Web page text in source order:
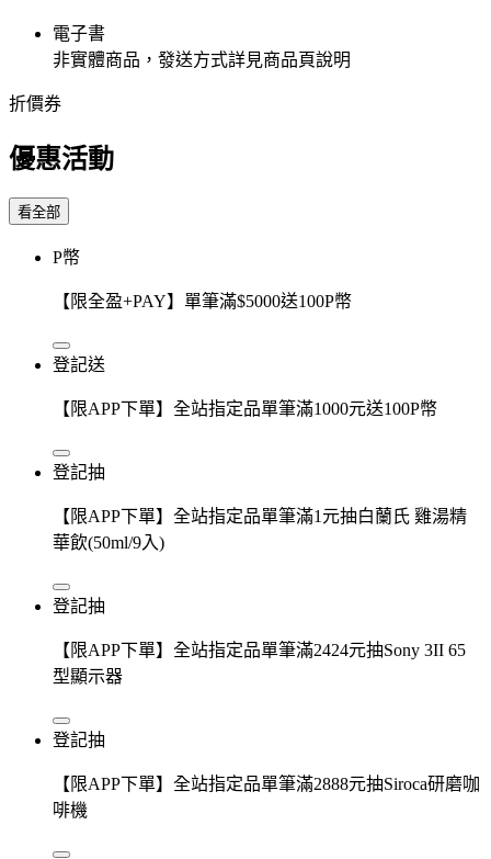
電子書
非實體商品，發送方式詳見商品頁說明
折價券
優惠活動
看全部
P幣
【限全盈+PAY】單筆滿$5000送100P幣
登記送
【限APP下單】全站指定品單筆滿1000元送100P幣
登記抽
【限APP下單】全站指定品單筆滿1元抽白蘭氏 雞湯精
華飲(50ml/9入)
登記抽
【限APP下單】全站指定品單筆滿2424元抽Sony 3II 65
型顯示器
登記抽
【限APP下單】全站指定品單筆滿2888元抽Siroca研磨咖
啡機